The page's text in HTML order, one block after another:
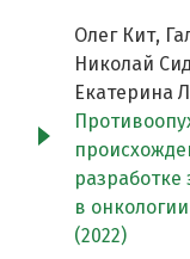
Олег Кит,
Николай
Екатерина
в онкологии
(2022)